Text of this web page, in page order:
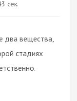
сек.
два вещества,
стадиях